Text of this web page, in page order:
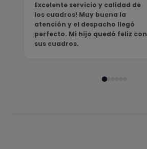
Excelente servicio y calidad de
los cuadros! Muy buena la
atención y el despacho llegó
perfecto. Mi hijo quedó feliz con
sus cuadros.